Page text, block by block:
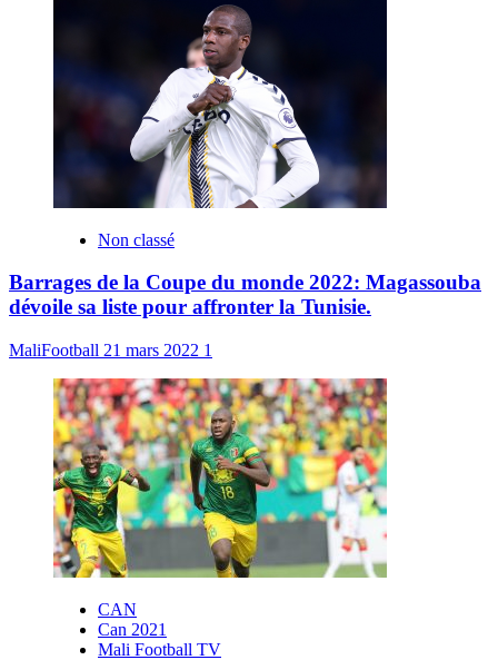
Non classé
Barrages de la Coupe du monde 2022: Magassouba
dévoile sa liste pour affronter la Tunisie.
MaliFootball 21 mars 2022 1
CAN
Can 2021
Mali Football TV